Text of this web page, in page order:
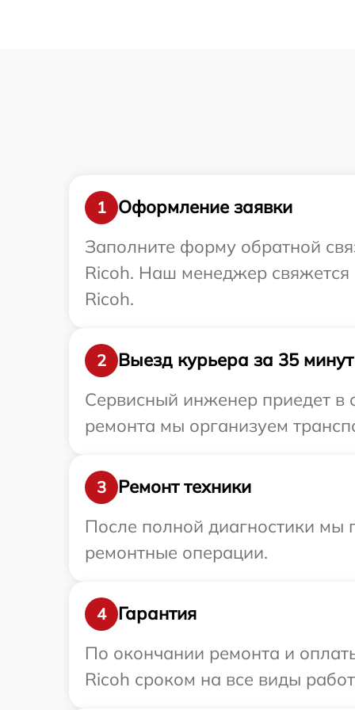
1
Оформление заявки
Заполните форму обратной
Ricoh. Наш менеджер свяжется
Ricoh.
2
Выезд курьера за 35 минут
Сервисный инженер приедет в
ремонта мы организуем
3
Ремонт техники
После полной диагностики мы
ремонтные операции.
4
Гарантия
По окончании ремонта и
Ricoh сроком на все виды